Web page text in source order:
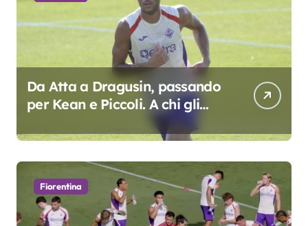
Da Atta a Dragusin, passando
per Kean e Piccoli. A chi gli
oscar del precampionato?
Fiorentina